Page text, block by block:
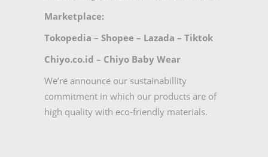
Marketplace:
Tokopedia – Shopee – Lazada – Tiktok
Chiyo.co.id – Chiyo Baby Wear
We’re announce our sustainabillity
commitment in which our products are of
high quality with eco-friendly materials.